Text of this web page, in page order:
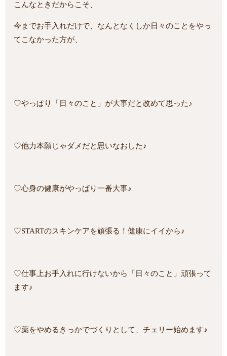
こんなときだからこそ、
今までお手入れだけで、なんとなくしか日々のことをやっ
てこなかった方が、
♡やっぱり「日々のこと」が大事だと改めて思った♪
♡他力本願じゃダメだと思いなおした♪
♡心身の健康がやっぱり一番大事♪
♡STARTのスキンケアを頑張る！健康にイイから♪
♡仕事上お手入れに行けないから「日々のこと」頑張って
ます♪
♡薬をやめるきっかでづくりとして、チェリー始めます♪